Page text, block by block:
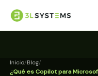
Inicio Blog
¿Qué es Copilot para